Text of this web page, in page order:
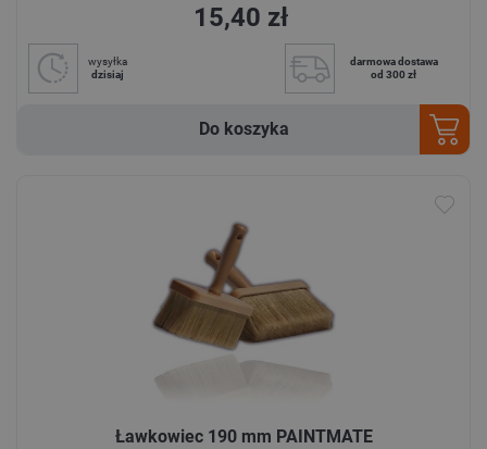
15,40 zł
wysyłka
dzisiaj
darmowa dostawa
od 300 zł
Do koszyka
Ławkowiec 190 mm PAINTMATE